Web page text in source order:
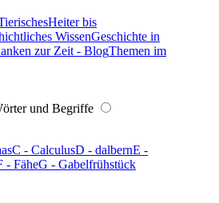
Heiter bis
WissenGeschichte in
zur Zeit - BlogThemen im
und Begriffe
C - CalculusD - dalbernE -
- FäheG - Gabelfrühstück